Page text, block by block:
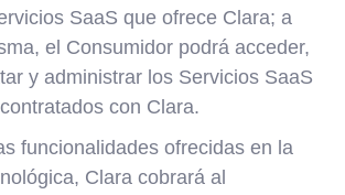
SaaS que ofrece Clara; a
el Consumidor podrá acceder,
y administrar los Servicios SaaS
con Clara.
funcionalidades ofrecidas en la
Clara cobrará al